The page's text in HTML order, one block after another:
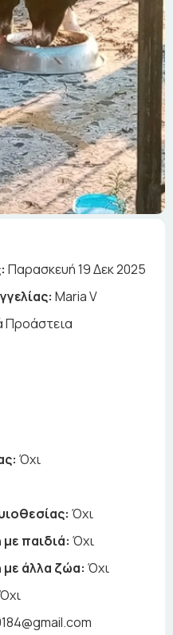
Παρασκευή 19 Δεκ 2025
Maria V
Προάστεια
Όχι
Όχι
παιδιά: Όχι
με άλλα ζώα: Όχι
Όχι